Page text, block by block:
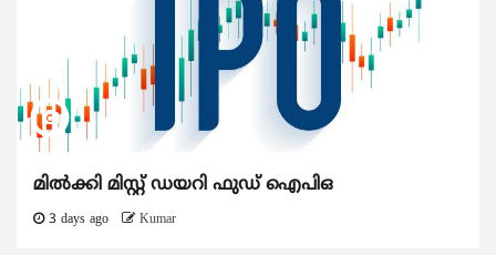
മിൽക്കി മിസ്റ്റ് ഡയറി ഫുഡ് ഐപിഒ
3 days ago Kumar